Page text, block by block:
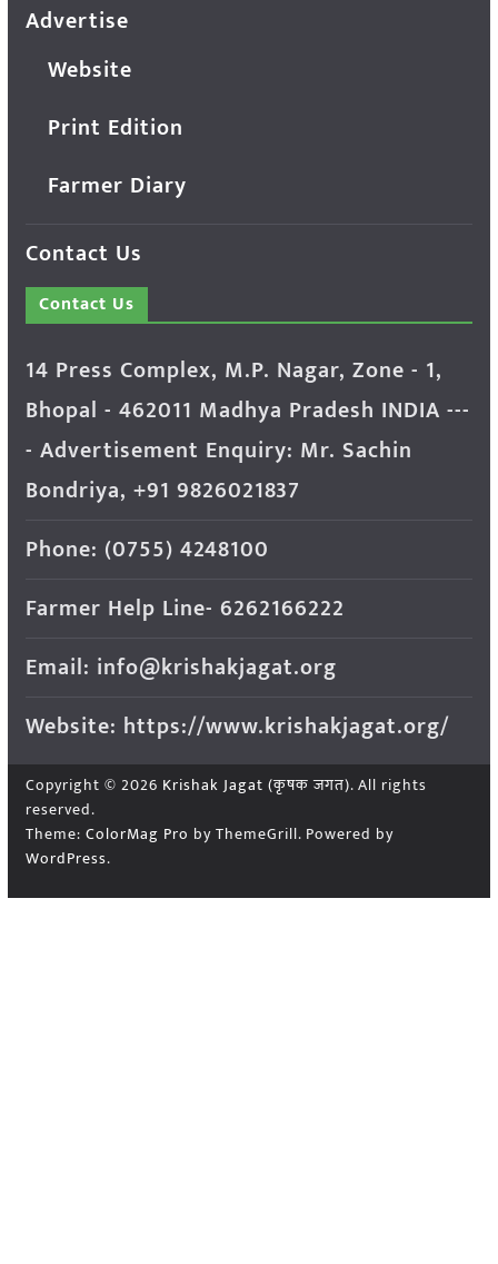
Advertise
Website
Print Edition
Farmer Diary
Contact Us
Contact Us
14 Press Complex, M.P. Nagar, Zone - 1,
Bhopal - 462011 Madhya Pradesh INDIA ---
- Advertisement Enquiry: Mr. Sachin
Bondriya, +91 9826021837
Phone: (0755) 4248100
Farmer Help Line- 6262166222
Email: info@krishakjagat.org
Website: https://www.krishakjagat.org/
Copyright © 2026 Krishak Jagat (कृषक जगत). All rights
reserved.
Theme: ColorMag Pro by ThemeGrill. Powered by
WordPress.